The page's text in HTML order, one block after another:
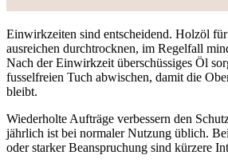
Einwirkzeiten sind entscheidend. Holzöl
ausreichen durchtrocknen, im Regelfall
Nach der Einwirkzeit überschüssiges Öl
fusselfreien Tuch abwischen, damit die
bleibt.
Wiederholte Aufträge verbessern den
jährlich ist bei normaler Nutzung üblich.
oder starker Beanspruchung sind kürzere